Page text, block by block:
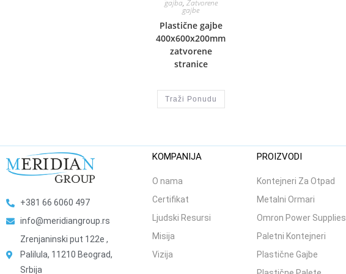
gajba, Zatvorene
gajbe
Plastične gajbe
400x600x200mm
zatvorene
stranice
Traži Ponudu
+381 66 6060 497
info@meridiangroup.rs
Zrenjaninski put 122e ,
Palilula, 11210 Beograd,
Srbija
KOMPANIJA
O nama
Certifikat
Ljudski Resursi
Misija
Vizija
PROIZVODI
Kontejneri Za Otpad
Metalni Ormari
Omron Power Supplies
Paletni Kontejneri
Plastične Gajbe